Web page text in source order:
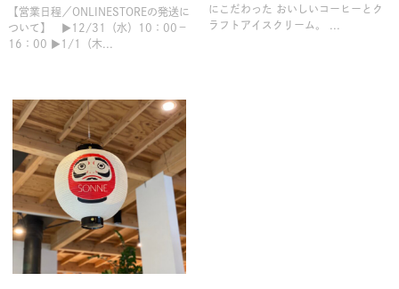
【営業日程／ONLINESTOREの発送に
ついて】 ▶12/31（水）10：00－
16：00 ▶1/1（木...
にこだわった おいしいコーヒーとク
ラフトアイスクリーム。 ...